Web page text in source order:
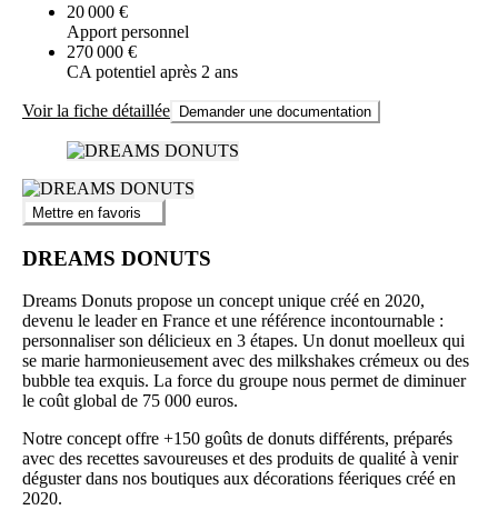
20 000 €
Apport personnel
270 000 €
CA potentiel après 2 ans
Voir la fiche détaillée Demander une documentation
Mettre en favoris
DREAMS DONUTS
Dreams Donuts propose un concept unique créé en 2020,
devenu le leader en France et une référence incontournable :
personnaliser son délicieux en 3 étapes. Un donut moelleux qui
se marie harmonieusement avec des milkshakes crémeux ou des
bubble tea exquis. La force du groupe nous permet de diminuer
le coût global de 75 000 euros.
Notre concept offre +150 goûts de donuts différents, préparés
avec des recettes savoureuses et des produits de qualité à venir
déguster dans nos boutiques aux décorations féeriques créé en
2020.